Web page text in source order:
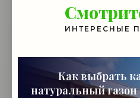
ИНТЕРЕСНЫЕ
Как выбрать
натуральный